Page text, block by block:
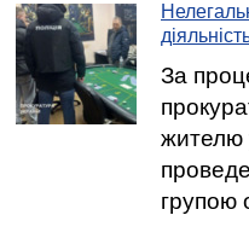
За
жителю
групою